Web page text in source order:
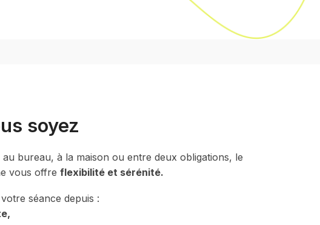
soyez
bureau, à la maison ou entre deux obligations, le
vous offre flexibilité et sérénité.
séance depuis :